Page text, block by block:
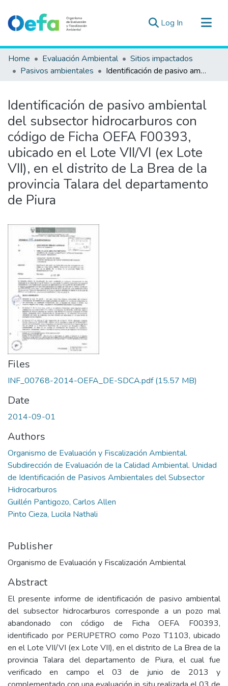
Log In (current)
Communities & Collections
All of DSpace
Estad. Externas
Guias ▾
Home Evaluación Ambiental
Sitios impactados
Pasivos ambientales
Identificación de pasivo ambiental del subsector hidrocarburos con código de Ficha OEFA F00393, ubicado en el Lote VII/VI (ex Lote VII), en el distrito de La Brea de la provincia Talara del departamento de Piura
Identificación de pasivo ambiental
del subsector hidrocarburos con
código de Ficha OEFA F00393,
ubicado en el Lote VII/VI (ex Lote
VII), en el distrito de La Brea de la
provincia Talara del departamento
de Piura
Files
INF_00768-2014-OEFA_DE-SDCA.pdf(15.57 MB)
Date
2014-09-01
Authors
Organismo de Evaluación y Fiscalización Ambiental.
Subdirección de Evaluación de la Calidad Ambiental. Unidad
de Identificación de Pasivos Ambientales del Subsector
Hidrocarburos
Guillén Pantigozo, Carlos Allen
Pinto Cieza, Lucila Nathali
Publisher
Organismo de Evaluación y Fiscalización Ambiental
Abstract
El presente informe de identificación de pasivo ambiental
del subsector hidrocarburos corresponde a un pozo mal
abandonado con código de Ficha OEFA F00393,
identificado por PERUPETRO como Pozo T1103, ubicado
en el Lote VII/VI (ex Lote VII), en el distrito de La Brea de la
provincia Talara del departamento de Piura, el cual fue
verificado en campo el 03 de junio de 2013 y